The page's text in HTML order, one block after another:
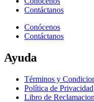
Contáctanos
Conócenos
Contáctanos
Ayuda
Términos y
Política de Privacidad
Libro de